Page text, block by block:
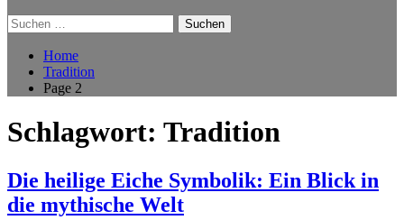
Suchen
nach:
Home
Tradition
Page 2
Schlagwort: Tradition
Die heilige Eiche Symbolik: Ein Blick in
die mythische Welt